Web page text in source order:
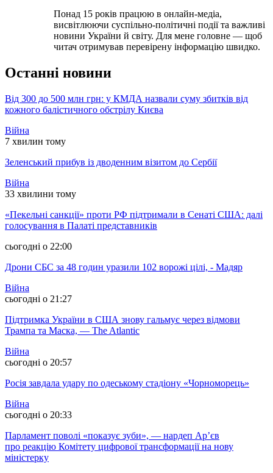
Понад 15 років працюю в онлайн-медіа,
висвітлюючи суспільно-політичні події та важливі
новини України й світу. Для мене головне — щоб
читач отримував перевірену інформацію швидко.
Останні новини
Від 300 до 500 млн грн: у КМДА назвали суму збитків від
кожного балістичного обстрілу Києва
Війна
7 хвилин тому
Зеленський прибув із дводенним візитом до Сербії
Війна
33 хвилини тому
«Пекельні санкції» проти РФ підтримали в Сенаті США: далі
голосування в Палаті представників
сьогодні о 22:00
Дрони СБС за 48 годин уразили 102 ворожі цілі, - Мадяр
Війна
сьогодні о 21:27
Підтримка України в США знову гальмує через відмови
Трампа та Маска, — The Atlantic
Війна
сьогодні о 20:57
Росія завдала удару по одеському стадіону «Чорноморець»
Війна
сьогодні о 20:33
Парламент поволі «показує зуби», — нардеп Ар’єв
про реакцію Комітету цифрової трансформації на нову
міністерку